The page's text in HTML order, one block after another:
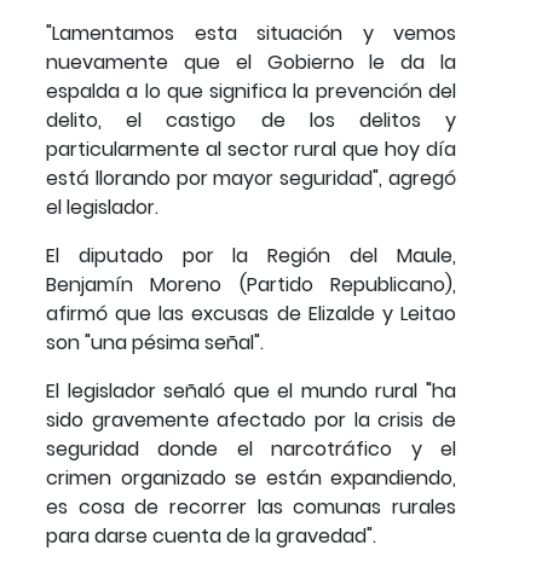
"Lamentamos esta situación y vemos
nuevamente que el Gobierno le da la
espalda a lo que significa la prevención del
delito, el castigo de los delitos y
particularmente al sector rural que hoy día
está llorando por mayor seguridad", agregó
el legislador.
El diputado por la Región del Maule,
Benjamín Moreno (Partido Republicano),
afirmó que las excusas de Elizalde y Leitao
son "una pésima señal".
El legislador señaló que el mundo rural "ha
sido gravemente afectado por la crisis de
seguridad donde el narcotráfico y el
crimen organizado se están expandiendo,
es cosa de recorrer las comunas rurales
para darse cuenta de la gravedad".